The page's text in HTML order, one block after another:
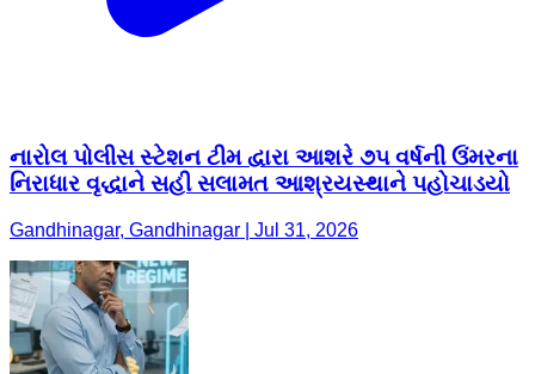
નારોલ પોલીસ સ્ટેશન ટીમ દ્વારા આશરે ૭૫ વર્ષની ઉંમરના
નિરાધાર વૃદ્ધાને સહી સલામત આશ્રયસ્થાને પહોચાડયો
Gandhinagar, Gandhinagar | Jul 31, 2026